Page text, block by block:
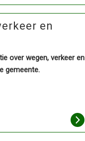
en
over wegen, verkeer en
gemeente.